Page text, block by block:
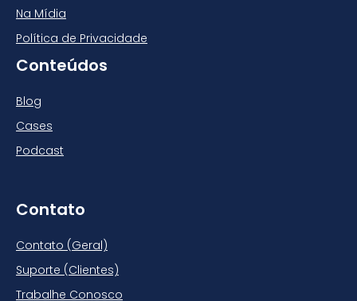
Na Mídia
Política de Privacidade
Conteúdos
Blog
Cases
Podcast
Contato
Contato (Geral)
Suporte (Clientes)
Trabalhe Conosco